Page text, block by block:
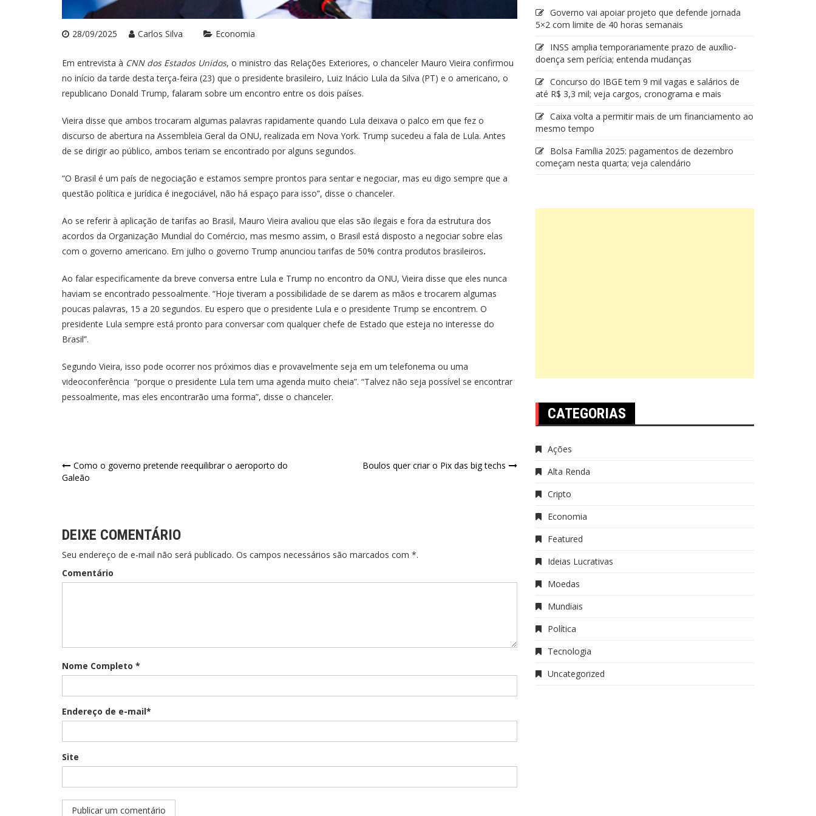
28/09/2025 Carlos Silva Economia
Em entrevista à CNN dos Estados Unidos, o ministro das Relações Exteriores, o chanceler Mauro Vieira confirmou
no início da tarde desta terça-feira (23) que o presidente brasileiro, Luiz Inácio Lula da Silva (PT) e o americano, o
republicano Donald Trump, falaram sobre um encontro entre os dois países.
Vieira disse que ambos trocaram algumas palavras rapidamente quando Lula deixava o palco em que fez o
discurso de abertura na Assembleia Geral da ONU, realizada em Nova York. Trump sucedeu a fala de Lula. Antes
de se dirigir ao público, ambos teriam se encontrado por alguns segundos.
“O Brasil é um país de negociação e estamos sempre prontos para sentar e negociar, mas eu digo sempre que a
questão política e jurídica é inegociável, não há espaço para isso”, disse o chanceler.
Ao se referir à aplicação de tarifas ao Brasil, Mauro Vieira avaliou que elas são ilegais e fora da estrutura dos
acordos da Organização Mundial do Comércio, mas mesmo assim, o Brasil está disposto a negociar sobre elas
com o governo americano. Em julho o governo Trump anunciou tarifas de 50% contra produtos brasileiros.
Ao falar especificamente da breve conversa entre Lula e Trump no encontro da ONU, Vieira disse que eles nunca
haviam se encontrado pessoalmente. “Hoje tiveram a possibilidade de se darem as mãos e trocarem algumas
poucas palavras, 15 a 20 segundos. Eu espero que o presidente Lula e o presidente Trump se encontrem. O
presidente Lula sempre está pronto para conversar com qualquer chefe de Estado que esteja no interesse do
Brasil”.
Segundo Vieira, isso pode ocorrer nos próximos dias e provavelmente seja em um telefonema ou uma
videoconferência “porque o presidente Lula tem uma agenda muito cheia”. “Talvez não seja possível se encontrar
pessoalmente, mas eles encontrarão uma forma”, disse o chanceler.
Navegação
Como o governo pretende reequilibrar o aeroporto do
Galeão
Boulos quer criar o Pix das big techs
DEIXE COMENTÁRIO
Seu endereço de e-mail não será publicado. Os campos necessários são marcados com *.
Comentário
Nome Completo *
Endereço de e-mail*
Site
Governo vai apoiar projeto que defende jornada
5×2 com limite de 40 horas semanais
INSS amplia temporariamente prazo de auxílio-
doença sem perícia; entenda mudanças
Concurso do IBGE tem 9 mil vagas e salários de
até R$ 3,3 mil; veja cargos, cronograma e mais
Caixa volta a permitir mais de um financiamento ao
mesmo tempo
Bolsa Família 2025: pagamentos de dezembro
começam nesta quarta; veja calendário
CATEGORIAS
Ações
Alta Renda
Cripto
Economia
Featured
Ideias Lucrativas
Moedas
Mundiais
Política
Tecnologia
Uncategorized